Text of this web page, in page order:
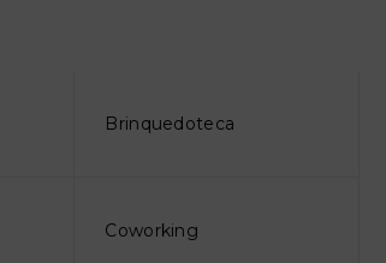
Brinquedoteca
Coworking